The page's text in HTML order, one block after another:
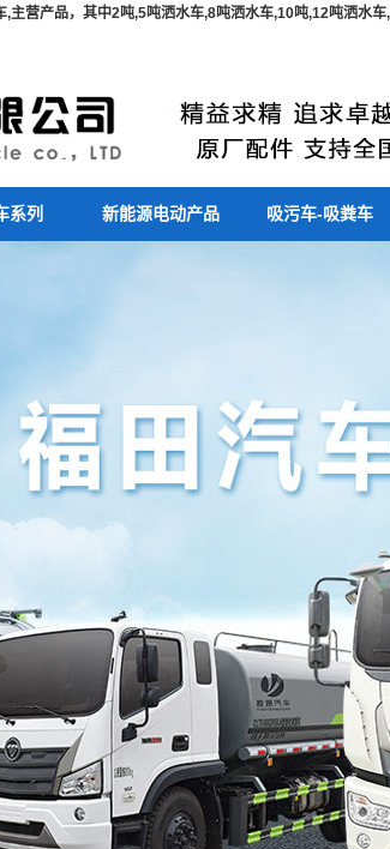
营产品，其中2吨,5吨洒水车,8吨洒水车,10吨,12吨洒水
系列 新能源电动产品 吸污车-吸粪车